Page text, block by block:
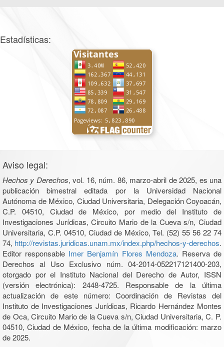
Estadísticas:
Aviso legal:
Hechos y Derechos, vol. 16, núm. 86, marzo-abril de 2025, es una
publicación bimestral editada por la Universidad Nacional
Autónoma de México, Ciudad Universitaria, Delegación Coyoacán,
C.P. 04510, Ciudad de México, por medio del Instituto de
Investigaciones Jurídicas, Circuito Mario de la Cueva s/n, Ciudad
Universitaria, C.P. 04510, Ciudad de México, Tel. (52) 55 56 22 74
74, http://revistas.juridicas.unam.mx/index.php/hechos-y-derechos.
Editor responsable Imer Benjamín Flores Mendoza. Reserva de
Derechos al Uso Exclusivo núm. 04-2014-052217121400-203,
otorgado por el Instituto Nacional del Derecho de Autor, ISSN
(versión electrónica): 2448-4725. Responsable de la última
actualización de este número: Coordinación de Revistas del
Instituto de Investigaciones Jurídicas, Ricardo Hernández Montes
de Oca, Circuito Mario de la Cueva s/n, Ciudad Universitaria, C. P.
04510, Ciudad de México, fecha de la última modificación: marzo
de 2025.